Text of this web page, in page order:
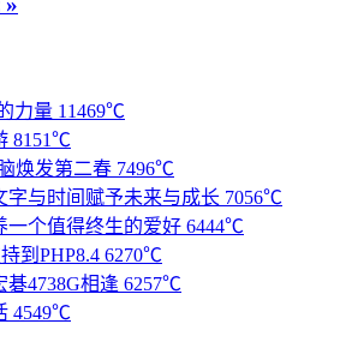
力量 11469℃
8151℃
焕发第二春 7496℃
字与时间赋予未来与成长 7056℃
一个值得终生的爱好 6444℃
到PHP8.4 6270℃
4738G相逢 6257℃
4549℃